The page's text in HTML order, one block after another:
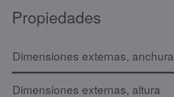
Propiedades
Dimensiones externas, anchura
Dimensiones externas, altura